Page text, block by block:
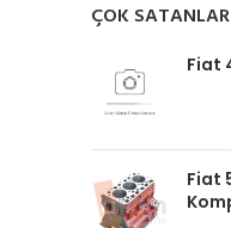
ÇOK SATANLAR
Fiat
Fiat